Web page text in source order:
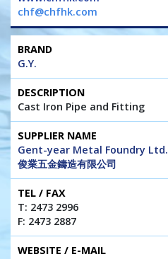
chf@chfhk.com
G.Y.
Cast Iron Pipe and Fitting
Gent-year Metal Foundry Ltd.
俊業五金鑄造有限公司
T: 2473 2996
F: 2473 2887